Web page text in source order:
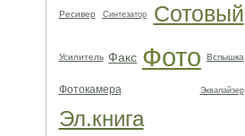
Ресивер Синтезатор Сотовый
Усилитель Факс Фото Вспышка
Фотокамера Эквалайзер
Эл.книга